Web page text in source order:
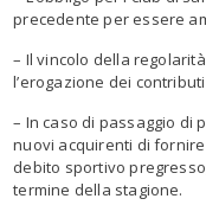
precedente per essere
– Il vincolo della
l’erogazione dei
– In caso di passaggio di
nuovi acquirenti di
debito sportivo
termine della stagione.